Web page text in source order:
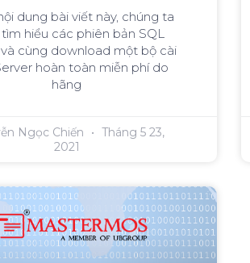
dung bài viết này, chúng ta
hiểu các phiên bản SQL
và cùng download một bộ cài
hoàn toàn miễn phí do
hãng
Ngọc Chiến
Tháng 5 23,
2021